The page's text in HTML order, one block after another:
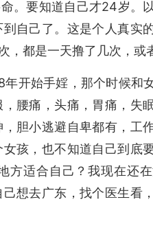
。要知道自己才24岁。
自己了。这是个人真实
都是一天撸了几次，或
开始手婬，那个时候和
腰痛，头痛，胃痛，失
胆小逃避自卑都有，工
孩，也不知道自己到底
方适合自己？我现在还
想去广东，找个医生看